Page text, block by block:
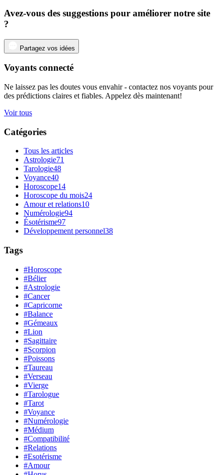
Avez-vous des suggestions pour améliorer notre site
?
Partagez vos idées
Voyants connecté
Ne laissez pas les doutes vous envahir - contactez nos voyants pour
des prédictions claires et fiables. Appelez dès maintenant!
Voir tous
Catégories
Tous les articles
Astrologie71
Tarologie48
Voyance40
Horoscope14
Horoscope du mois24
Amour et relations10
Numérologie94
Ésotérisme97
Développement personnel38
Tags
#Horoscope
#Bélier
#Astrologie
#Cancer
#Capricorne
#Balance
#Gémeaux
#Lion
#Sagittaire
#Scorpion
#Poissons
#Taureau
#Verseau
#Vierge
#Tarologue
#Tarot
#Voyance
#Numérologie
#Médium
#Compatibilité
#Relations
#Esotérisme
#Amour